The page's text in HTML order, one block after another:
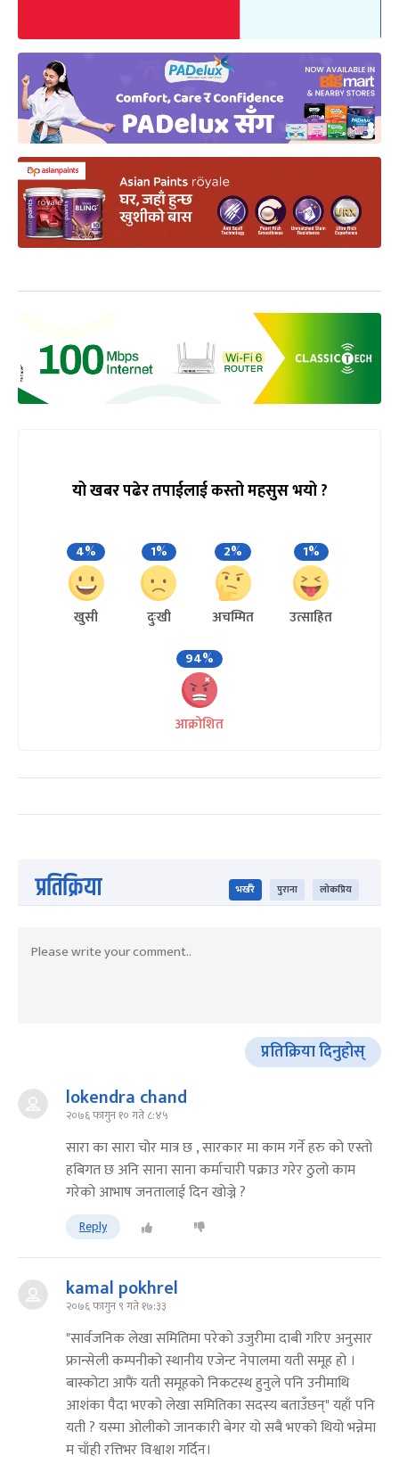
यो खबर पढेर तपाईलाई कस्तो महसुस भयो ?
4%
खुसी
1%
दुःखी
2%
अचम्मित
1%
उत्साहित
94%
आक्रोशित
प्रतिक्रिया भर्खरै पुराना लोकप्रिय
प्रतिक्रिया दिनुहोस्
lokendra chand
२०७६ फागुन १० गते ८:४५
सारा का सारा चोर मात्र छ , सारकार मा काम गर्ने हरु को एस्तो
हबिगत छ अनि साना साना कर्माचारी पक्राउ गरेर ठुलो काम
गरेको आभाष जनतालाई दिन खोज्ने ?
Reply
kamal pokhrel
२०७६ फागुन ९ गते १७:३३
"सार्वजनिक लेखा समितिमा परेको उजुरीमा दाबी गरिए अनुसार
फ्रान्सेली कम्पनीको स्थानीय एजेन्ट नेपालमा यती समूह हो ।
बास्कोटा आफैं यती समूहको निकटस्थ हुनुले पनि उनीमाथि
आशंका पैदा भएको लेखा समितिका सदस्य बताउँछन्" यहाँ पनि
यती ? यस्मा ओलीको जानकारी बेगर यो सबै भएको थियो भन्नेमा
म चाँही रत्तिभर विश्वाश गर्दिन।